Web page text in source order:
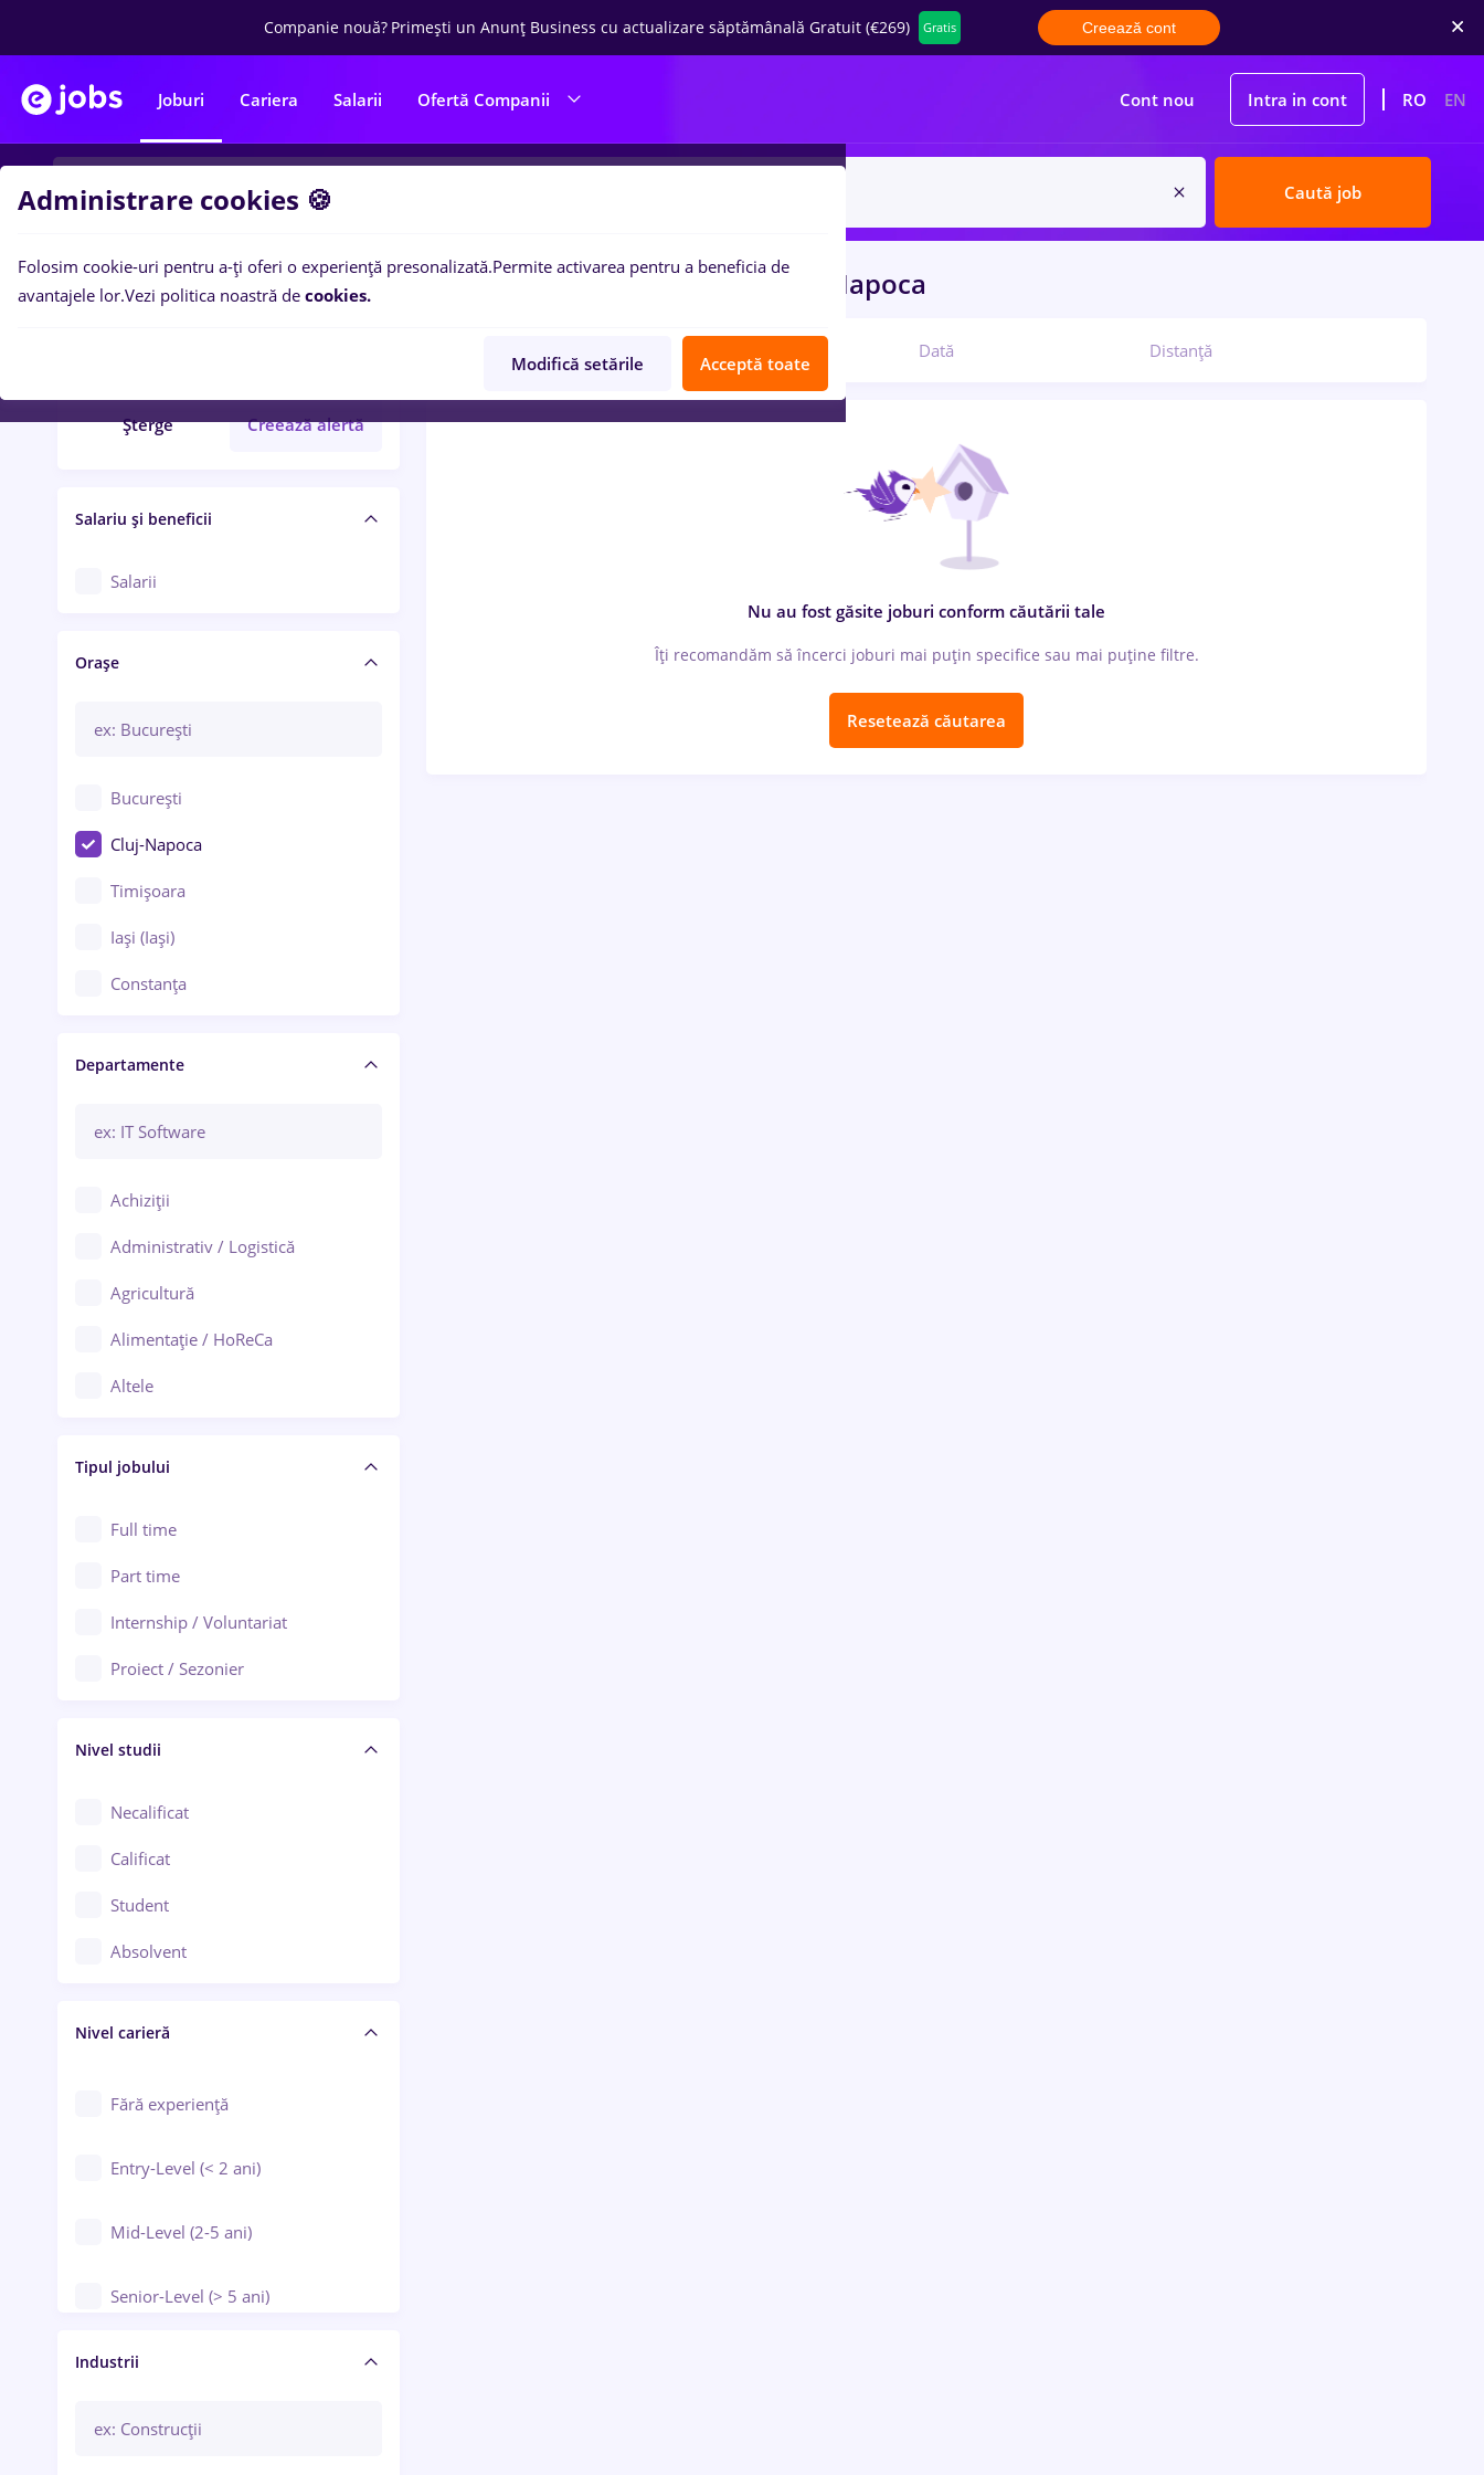
Companie nouă? Primești un Anunț Business cu actualizare săptămânală Gratuit (€269) Gratis Creează cont
Joburi Cariera Salarii Ofertă Companii Cont nou Intra in cont RO EN
Caută job
Filtre
Șterge Creează alertă
Salariu și beneficii
Salarii
Orașe
București
Cluj-Napoca
Timișoara
Iași (Iași)
Constanța
Brașov
Bacău
Galați (Galați)
Ploiești
Arad
Baia Mare
Bârlad
Bistrița (Bistrița-Năsăud)
Departamente
Achiziții
Administrativ / Logistică
Agricultură
Alimentație / HoReCa
Altele
Asigurări
Au pair / Babysitter / Curățenie
Audit / Consultanță
Auto / Echipamente
Automatizări
Cercetare - dezvoltare
Chimie / Biochimie
Confecții / Design vestimentar
Construcții / Instalații
Controlul calității
Educație / Training / Arte
Tipul jobului
Full time
Part time
Internship / Voluntariat
Proiect / Sezonier
Nivel studii
Necalificat
Calificat
Student
Absolvent
Nivel carieră
Fără experiență
Entry-Level (< 2 ani)
Mid-Level (2-5 ani)
Senior-Level (> 5 ani)
Manager / Executiv
Industrii
0locuri de muncaremaxinCluj-Napoca
Dată Distanță
Nu au fost găsite joburi conform căutării tale
Îți recomandăm să încerci joburi mai puțin specifice sau mai puține filtre.
Resetează căutarea
Administrare cookies 🍪
Folosim cookie-uri pentru a-ți oferi o experiență presonalizată.Permite activarea pentru a beneficia de
avantajele lor.Vezi politica noastră de cookies.
Modifică setările Acceptă toate